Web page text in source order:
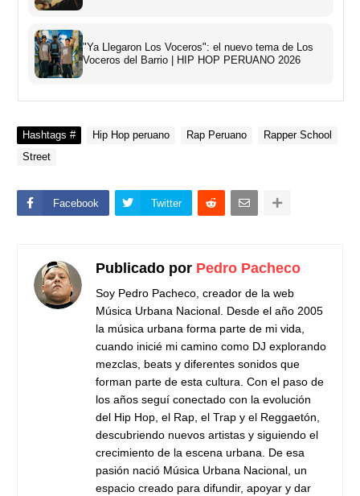
"Ya Llegaron Los Voceros": el nuevo tema de Los
Voceros del Barrio | HIP HOP PERUANO 2026
Hashtags # Hip Hop peruano Rap Peruano
Rapper School
Street
Facebook Twitter
Publicado por Pedro Pacheco
Soy Pedro Pacheco, creador de la web
Música Urbana Nacional. Desde el año 2005
la música urbana forma parte de mi vida,
cuando inicié mi camino como DJ explorando
mezclas, beats y diferentes sonidos que
forman parte de esta cultura. Con el paso de
los años seguí conectado con la evolución
del Hip Hop, el Rap, el Trap y el Reggaetón,
descubriendo nuevos artistas y siguiendo el
crecimiento de la escena urbana. De esa
pasión nació Música Urbana Nacional, un
espacio creado para difundir, apoyar y dar